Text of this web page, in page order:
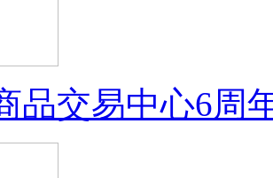
品交易中心6周